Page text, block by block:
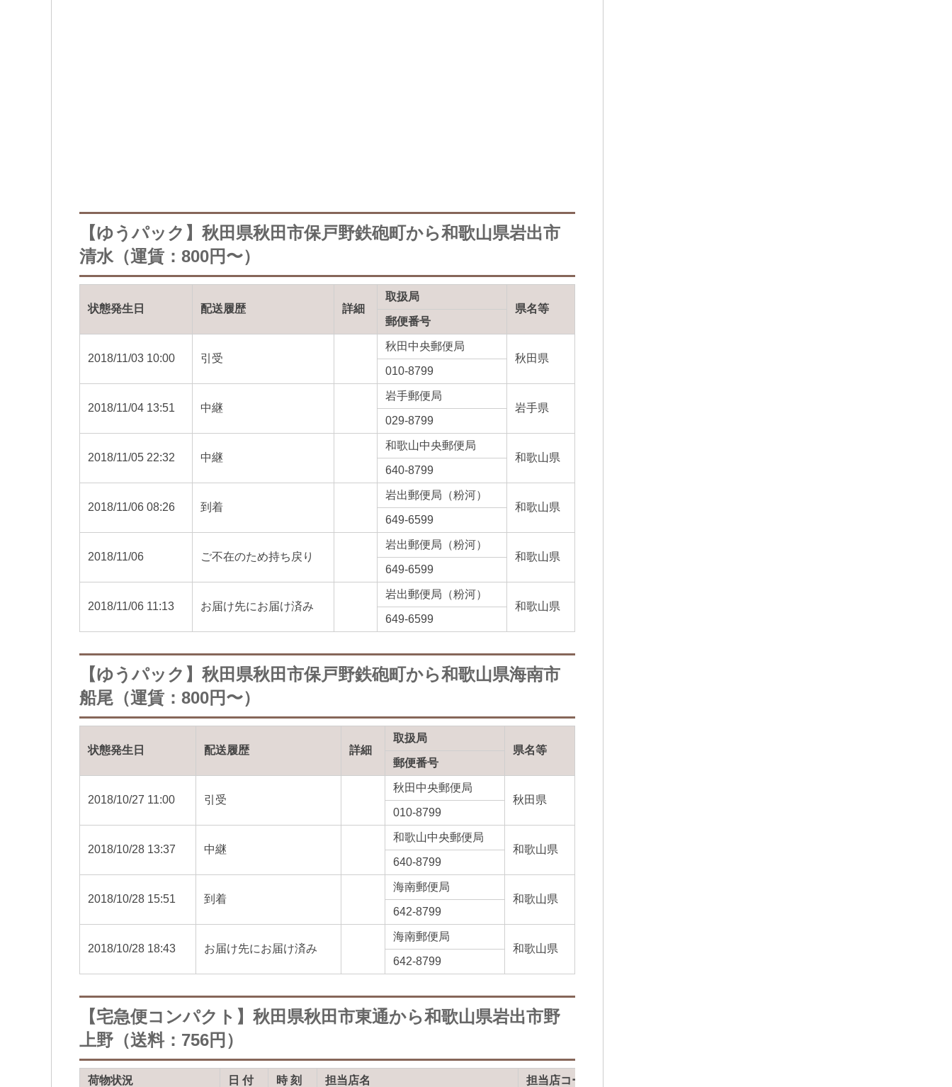
【ゆうパック】秋田県秋田市保戸野鉄砲町から和歌山県岩出市
清水（運賃：800円〜）
状態発生日 配送履歴 詳細
取扱局
県名等
郵便番号
2018/11/03 10:00 引受
秋田中央郵便局
秋田県
010-8799
2018/11/04 13:51 中継
岩手郵便局
岩手県
029-8799
2018/11/05 22:32 中継
和歌山中央郵便局
和歌山県
640-8799
2018/11/06 08:26 到着
岩出郵便局（粉河）
和歌山県
649-6599
2018/11/06 ご不在のため持ち戻り
岩出郵便局（粉河）
和歌山県
649-6599
2018/11/06 11:13 お届け先にお届け済み
岩出郵便局（粉河）
和歌山県
649-6599
【ゆうパック】秋田県秋田市保戸野鉄砲町から和歌山県海南市
船尾（運賃：800円〜）
状態発生日 配送履歴 詳細
取扱局
県名等
郵便番号
2018/10/27 11:00 引受
秋田中央郵便局
秋田県
010-8799
2018/10/28 13:37 中継
和歌山中央郵便局
和歌山県
640-8799
2018/10/28 15:51 到着
海南郵便局
和歌山県
642-8799
2018/10/28 18:43 お届け先にお届け済み
海南郵便局
和歌山県
642-8799
【宅急便コンパクト】秋田県秋田市東通から和歌山県岩出市野
上野（送料：756円）
荷物状況 日 付 時 刻 担当店名 担当店コード